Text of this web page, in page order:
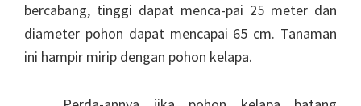
bercabang, tinggi dapat menca-pai 25 meter dan
diameter pohon dapat mencapai 65 cm. Tanaman
ini hampir mirip dengan pohon kelapa.